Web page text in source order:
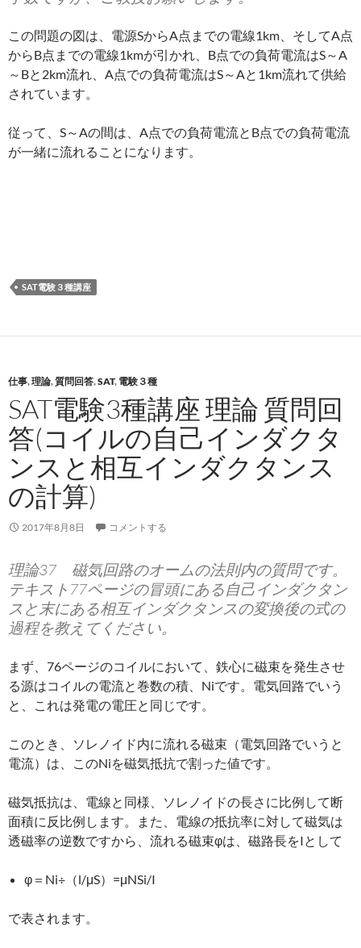
この問題の図は、電源SからA点までの電線1km、そしてA点
からB点までの電線1kmが引かれ、B点での負荷電流はS～A
～Bと2km流れ、A点での負荷電流はS～Aと1km流れて供給
されています。
従って、S～Aの間は、A点での負荷電流とB点での負荷電流
が一緒に流れることになります。
SAT電験３種講座
仕事,理論,質問回答,SAT, 電験３種
SAT電験3種講座 理論 質問回
答(コイルの自己インダクタ
ンスと相互インダクタンス
の計算)
2017年8月8日 コメントする
理論37 磁気回路のオームの法則内の質問です。
テキスト77ページの冒頭にある自己インダクタン
スと末にある相互インダクタンスの変換後の式の
過程を教えてください。
まず、76ページのコイルにおいて、鉄心に磁束を発生させ
る源はコイルの電流と巻数の積、Niです。電気回路でいう
と、これは発電の電圧と同じです。
このとき、ソレノイド内に流れる磁束（電気回路でいうと
電流）は、このNiを磁気抵抗で割った値です。
磁気抵抗は、電線と同様、ソレノイドの長さに比例して断
面積に反比例します。また、電線の抵抗率に対して磁気は
透磁率の逆数ですから、流れる磁束φは、磁路長をIとして
φ＝Ni÷（l/μS）=μNSi/I
で表されます。